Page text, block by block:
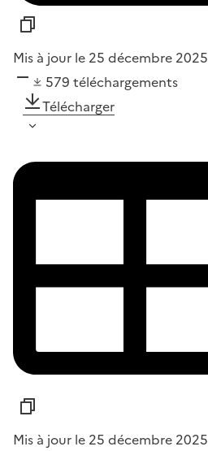
Mis à jour le 25 décembre 2025
579 téléchargements
Télécharger
Mis à jour le 25 décembre 2025